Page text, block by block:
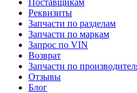
Реквизиты
Запчасти по разделам
Запчасти по маркам
Запрос по VIN
Возврат
Запчасти по
Отзывы
Блог